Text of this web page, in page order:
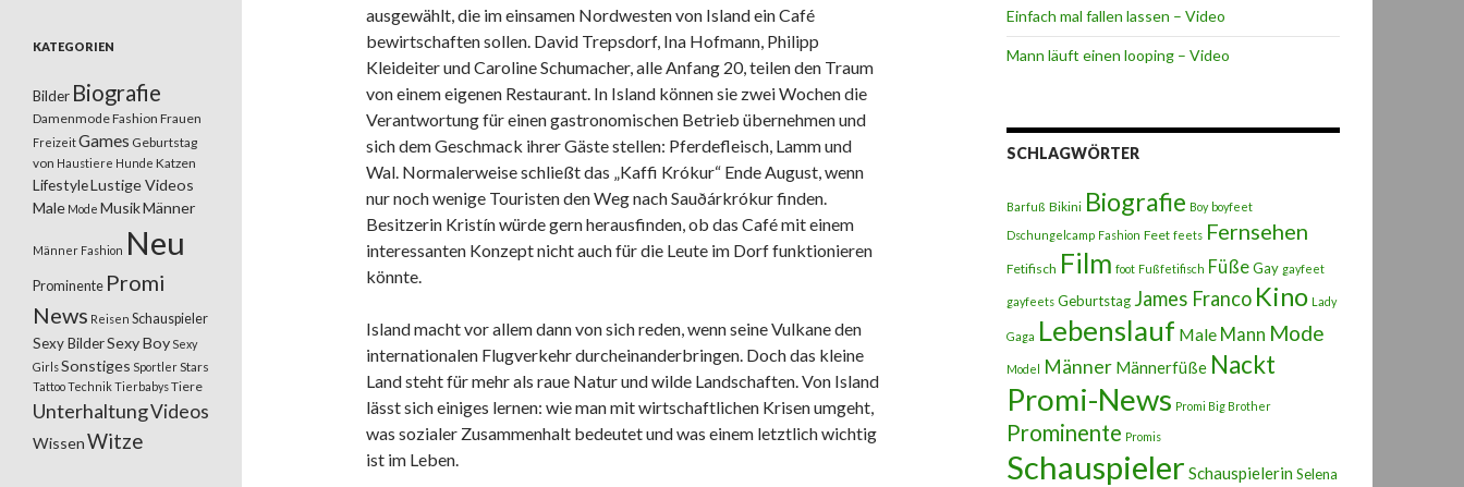
ausgewählt, die im einsamen Nordwesten von Island ein Café
bewirtschaften sollen. David Trepsdorf, Ina Hofmann, Philipp
Kleideiter und Caroline Schumacher, alle Anfang 20, teilen den Traum
von einem eigenen Restaurant. In Island können sie zwei Wochen die
Verantwortung für einen gastronomischen Betrieb übernehmen und
sich dem Geschmack ihrer Gäste stellen: Pferdefleisch, Lamm und
Wal. Normalerweise schließt das „Kaffi Krókur“ Ende August, wenn
nur noch wenige Touristen den Weg nach Sauðárkrókur finden.
Besitzerin Kristín würde gern herausfinden, ob das Café mit einem
interessanten Konzept nicht auch für die Leute im Dorf funktionieren
könnte.
Island macht vor allem dann von sich reden, wenn seine Vulkane den
internationalen Flugverkehr durcheinanderbringen. Doch das kleine
Land steht für mehr als raue Natur und wilde Landschaften. Von Island
lässt sich einiges lernen: wie man mit wirtschaftlichen Krisen umgeht,
was sozialer Zusammenhalt bedeutet und was einem letztlich wichtig
ist im Leben.
Einfach mal fallen lassen – Video
Mann läuft einen looping – Video
SCHLAGWÖRTER
Barfuß Bikini Biografie Boy boyfeet
Dschungelcamp Fashion Feet feets Fernsehen
Fetifisch Film foot Fußfetifisch FüßeGay gayfeet
gayfeets Geburtstag James Franco Kino Lady
Gaga Lebenslauf Male Mann Mode
Model Männer Männerfüße Nackt
Promi-News Promi Big Brother
Prominente Promis
Schauspieler Schauspielerin Selena
KATEGORIEN
Bilder Biografie
DamenmodeFashion Frauen
FreizeitGames Geburtstag
von Haustiere Hunde Katzen
LifestyleLustige Videos
Male Mode MusikMänner
Männer Fashion Neu
Prominente Promi
News Reisen Schauspieler
Sexy BilderSexy Boy Sexy
GirlsSonstiges SportlerStars
TattooTechnikTierbabysTiere
UnterhaltungVideos
WissenWitze